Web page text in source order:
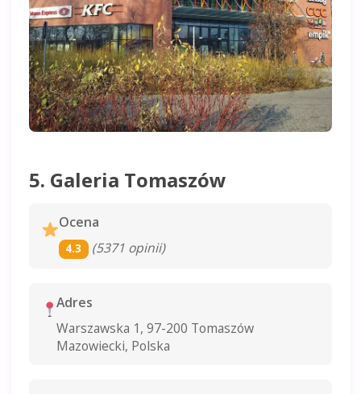
5. Galeria Tomaszów
Ocena
4.3 (5371 opinii)
Adres
Warszawska 1, 97-200 Tomaszów
Mazowiecki, Polska